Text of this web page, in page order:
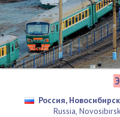
Россия,
Russia,